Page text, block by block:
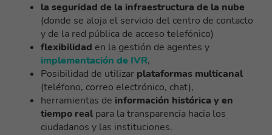
la seguridad de la infraestructura de la nube
(donde se aloja el servicio del centro de contacto
y de la red pública de acceso telefónico)
flexibilidad en la gestión de agentes y
implementación de IVR,
Posibilidad de utilizar plataformas multicanal
(teléfono, correo electrónico, chat),
herramientas de información histórica y en
tiempo real para la transparencia hacia los
ciudadanos y las instituciones.